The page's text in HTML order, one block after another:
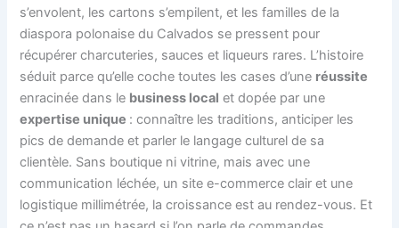
s’envolent, les cartons s’empilent, et les familles de la
diaspora polonaise du Calvados se pressent pour
récupérer charcuteries, sauces et liqueurs rares. L’histoire
séduit parce qu’elle coche toutes les cases d’une réussite
enracinée dans le business local et dopée par une
expertise unique : connaître les traditions, anticiper les
pics de demande et parler le langage culturel de sa
clientèle. Sans boutique ni vitrine, mais avec une
communication léchée, un site e-commerce clair et une
logistique millimétrée, la croissance est au rendez-vous. Et